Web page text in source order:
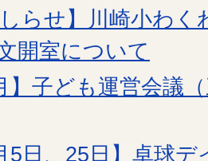
しらせ】川崎小わ
開室について
】子ども運営会議
5日、25日】卓球